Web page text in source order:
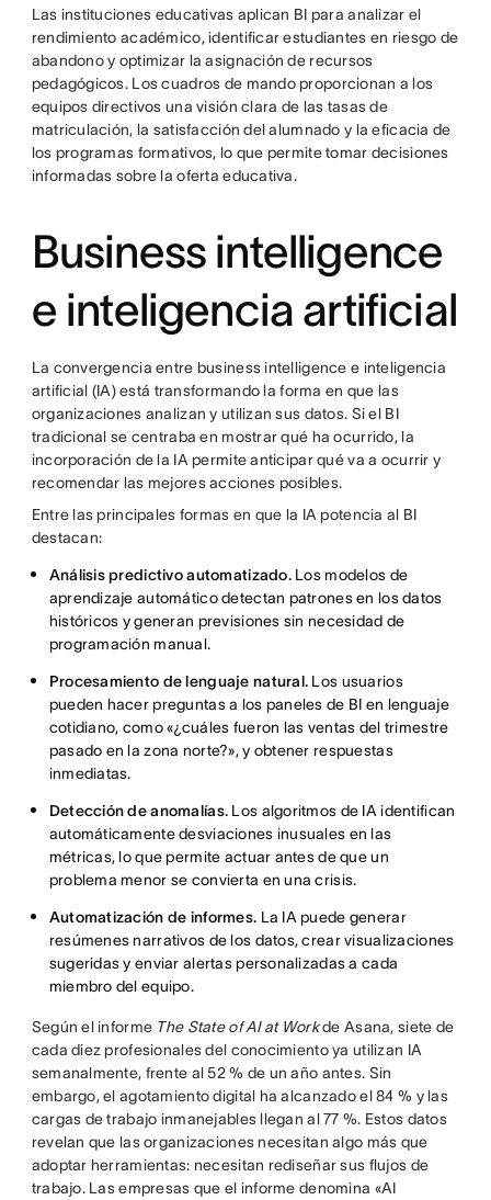
Las instituciones educativas aplican BI para analizar el
rendimiento académico, identificar estudiantes en riesgo de
abandono y optimizar la asignación de recursos
pedagógicos. Los cuadros de mando proporcionan a los
equipos directivos una visión clara de las tasas de
matriculación, la satisfacción del alumnado y la eficacia de
los programas formativos, lo que permite tomar decisiones
informadas sobre la oferta educativa.
Business intelligence
e inteligencia artificial
La convergencia entre business intelligence e inteligencia
artificial (IA) está transformando la forma en que las
organizaciones analizan y utilizan sus datos. Si el BI
tradicional se centraba en mostrar qué ha ocurrido, la
incorporación de la IA permite anticipar qué va a ocurrir y
recomendar las mejores acciones posibles.
Entre las principales formas en que la IA potencia al BI
destacan:
Análisis predictivo automatizado.Los modelos de
aprendizaje automático detectan patrones en los datos
históricos y generan previsiones sin necesidad de
programación manual.
Procesamiento de lenguaje natural. Los usuarios
pueden hacer preguntas a los paneles de BI en lenguaje
cotidiano, como «¿cuáles fueron las ventas del trimestre
pasado en la zona norte?», y obtener respuestas
inmediatas.
Detección de anomalías. Los algoritmos de IA identifican
automáticamente desviaciones inusuales en las
métricas, lo que permite actuar antes de que un
problema menor se convierta en una crisis.
Automatización de informes. La IA puede generar
resúmenes narrativos de los datos, crear visualizaciones
sugeridas y enviar alertas personalizadas a cada
miembro del equipo.
Según el informe The State of AI at Workde Asana, siete de
cada diez profesionales del conocimiento ya utilizan IA
semanalmente, frente al 52 % de un año antes. Sin
embargo, el agotamiento digital ha alcanzado el 84 % y las
cargas de trabajo inmanejables llegan al 77 %. Estos datos
revelan que las organizaciones necesitan algo más que
adoptar herramientas: necesitan rediseñar sus flujos de
trabajo. Las empresas que el informe denomina «AI